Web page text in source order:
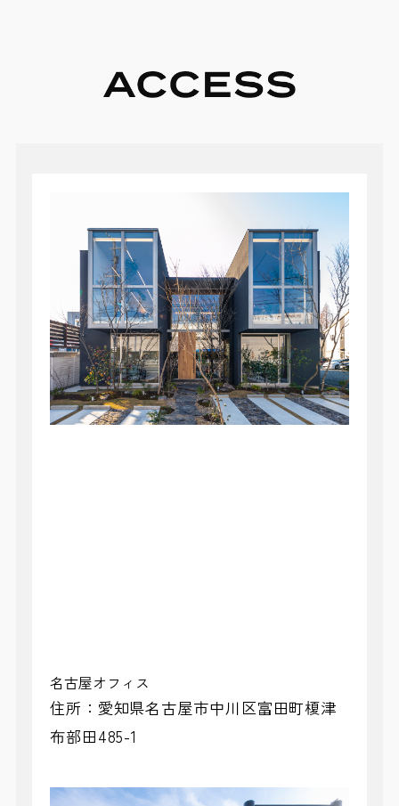
名古屋オフィス
住所：愛知県名古屋市中川区富田町榎津
布部田485-1